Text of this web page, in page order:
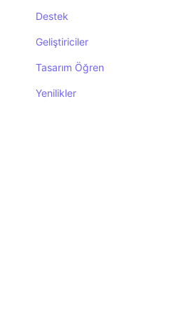
Destek
Geliştiriciler
Tasarım Öğren
Yenilikler